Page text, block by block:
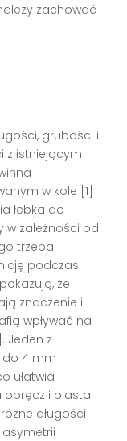
zachować
grubości i
z istniejącym
w kole [1]
łebka do
w zależności od
trzeba
podczas
że
znaczenie i
wpływać na
Jeden z
do 4 mm
ułatwia
i piasta
długości